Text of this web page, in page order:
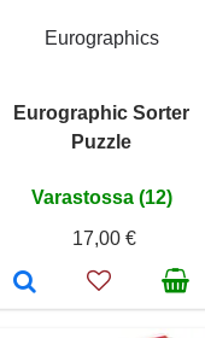
Eurographics
Eurographic Sorter
Puzzle
Varastossa (12)
17,00 €